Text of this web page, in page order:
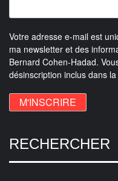
Votre adresse e-mail est
ma newsletter et des
Bernard Cohen-Hadad.
désinscription inclus dans
RECHERCHER